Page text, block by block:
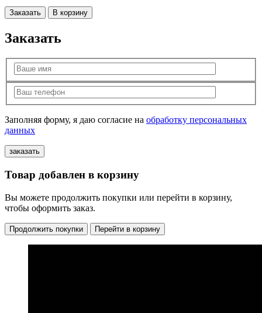
Заказать В корзину
Заказать
Заполняя форму, я даю согласие на обработку персональных
данных
Товар добавлен в корзину
Вы можете продолжить покупки или перейти в корзину,
чтобы оформить заказ.
Продолжить покупки Перейти в корзину